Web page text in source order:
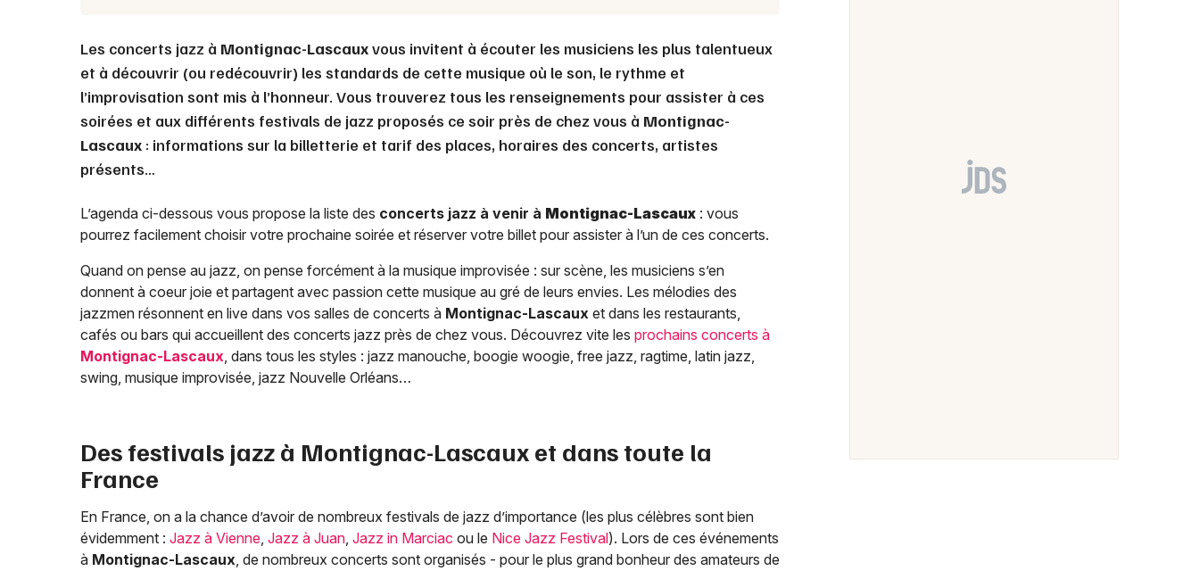
Les concerts jazz à Montignac-Lascauxvous invitent à écouter les musiciens les plus talentueux
et à découvrir (ou redécouvrir) les standards de cette musique où le son, le rythme et
l’improvisation sont mis à l’honneur. Vous trouverez tous les renseignements pour assister à ces
soirées et aux différents festivals de jazz proposés ce soir près de chez vous à Montignac-
Lascaux : informations sur la billetterie et tarif des places, horaires des concerts, artistes
présents…
L’agenda ci-dessous vous propose la liste des concerts jazz à venir à Montignac-Lascaux : vous
pourrez facilement choisir votre prochaine soirée et réserver votre billet pour assister à l’un de ces concerts.
Quand on pense au jazz, on pense forcément à la musique improvisée : sur scène, les musiciens s’en
donnent à coeur joie et partagent avec passion cette musique au gré de leurs envies. Les mélodies des
jazzmen résonnent en live dans vos salles de concerts à Montignac-Lascaux et dans les restaurants,
cafés ou bars qui accueillent des concerts jazz près de chez vous. Découvrez vite les prochains concerts à
Montignac-Lascaux, dans tous les styles : jazz manouche, boogie woogie, free jazz, ragtime, latin jazz,
swing, musique improvisée, jazz Nouvelle Orléans…
Des festivals jazz à Montignac-Lascaux et dans toute la
France
En France, on a la chance d’avoir de nombreux festivals de jazz d’importance (les plus célèbres sont bien
évidemment : Jazz à Vienne, Jazz à Juan, Jazz in Marciac ou le Nice Jazz Festival). Lors de ces événements
à Montignac-Lascaux, de nombreux concerts sont organisés - pour le plus grand bonheur des amateurs de